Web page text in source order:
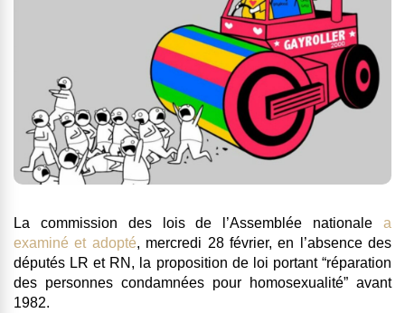
La commission des lois de l’Assemblée nationale a
examiné et adopté, mercredi 28 février, en l’absence des
députés LR et RN, la proposition de loi portant “réparation
des personnes condamnées pour homosexualité” avant
1982.